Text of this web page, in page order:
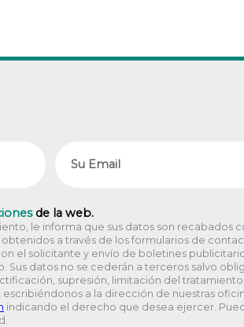
de la web.
le informa que sus datos son recabados
a través de los formularios de
el solicitante y envío de boletines
datos no se cederán a terceros salvo
supresión, limitación del tratamiento,
a la dirección de nuestras
indicando el derecho que desea ejercer.